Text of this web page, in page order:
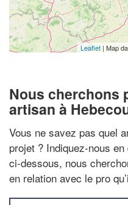
Leaflet | Map
Nous cherchons
artisan à
Vous ne savez pas quel
projet ? Indiquez-nous
ci-dessous, nous
en relation avec le pro